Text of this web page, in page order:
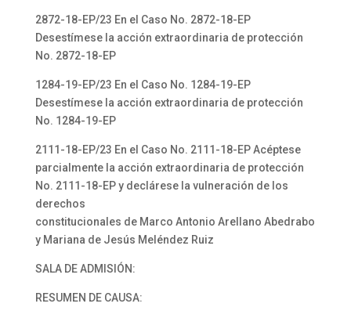
2872-18-EP/23 En el Caso No. 2872-18-EP
Desestímese la acción extraordinaria de protección
No. 2872-18-EP
1284-19-EP/23 En el Caso No. 1284-19-EP
Desestímese la acción extraordinaria de protección
No. 1284-19-EP
2111-18-EP/23 En el Caso No. 2111-18-EP Acéptese
parcialmente la acción extraordinaria de protección
No. 2111-18-EP y declárese la vulneración de los
derechos
constitucionales de Marco Antonio Arellano Abedrabo
y Mariana de Jesús Meléndez Ruiz
SALA DE ADMISIÓN:
RESUMEN DE CAUSA: